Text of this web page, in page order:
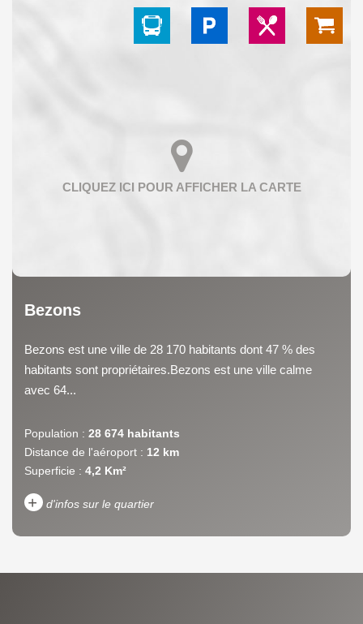
Bezons
Bezons est une ville de 28 170 habitants dont 47 % des
habitants sont propriétaires.Bezons est une ville calme
avec 64...
Population : 28 674 habitants
Distance de l'aéroport : 12 km
Superficie : 4,2 Km²
+ d'infos sur le quartier